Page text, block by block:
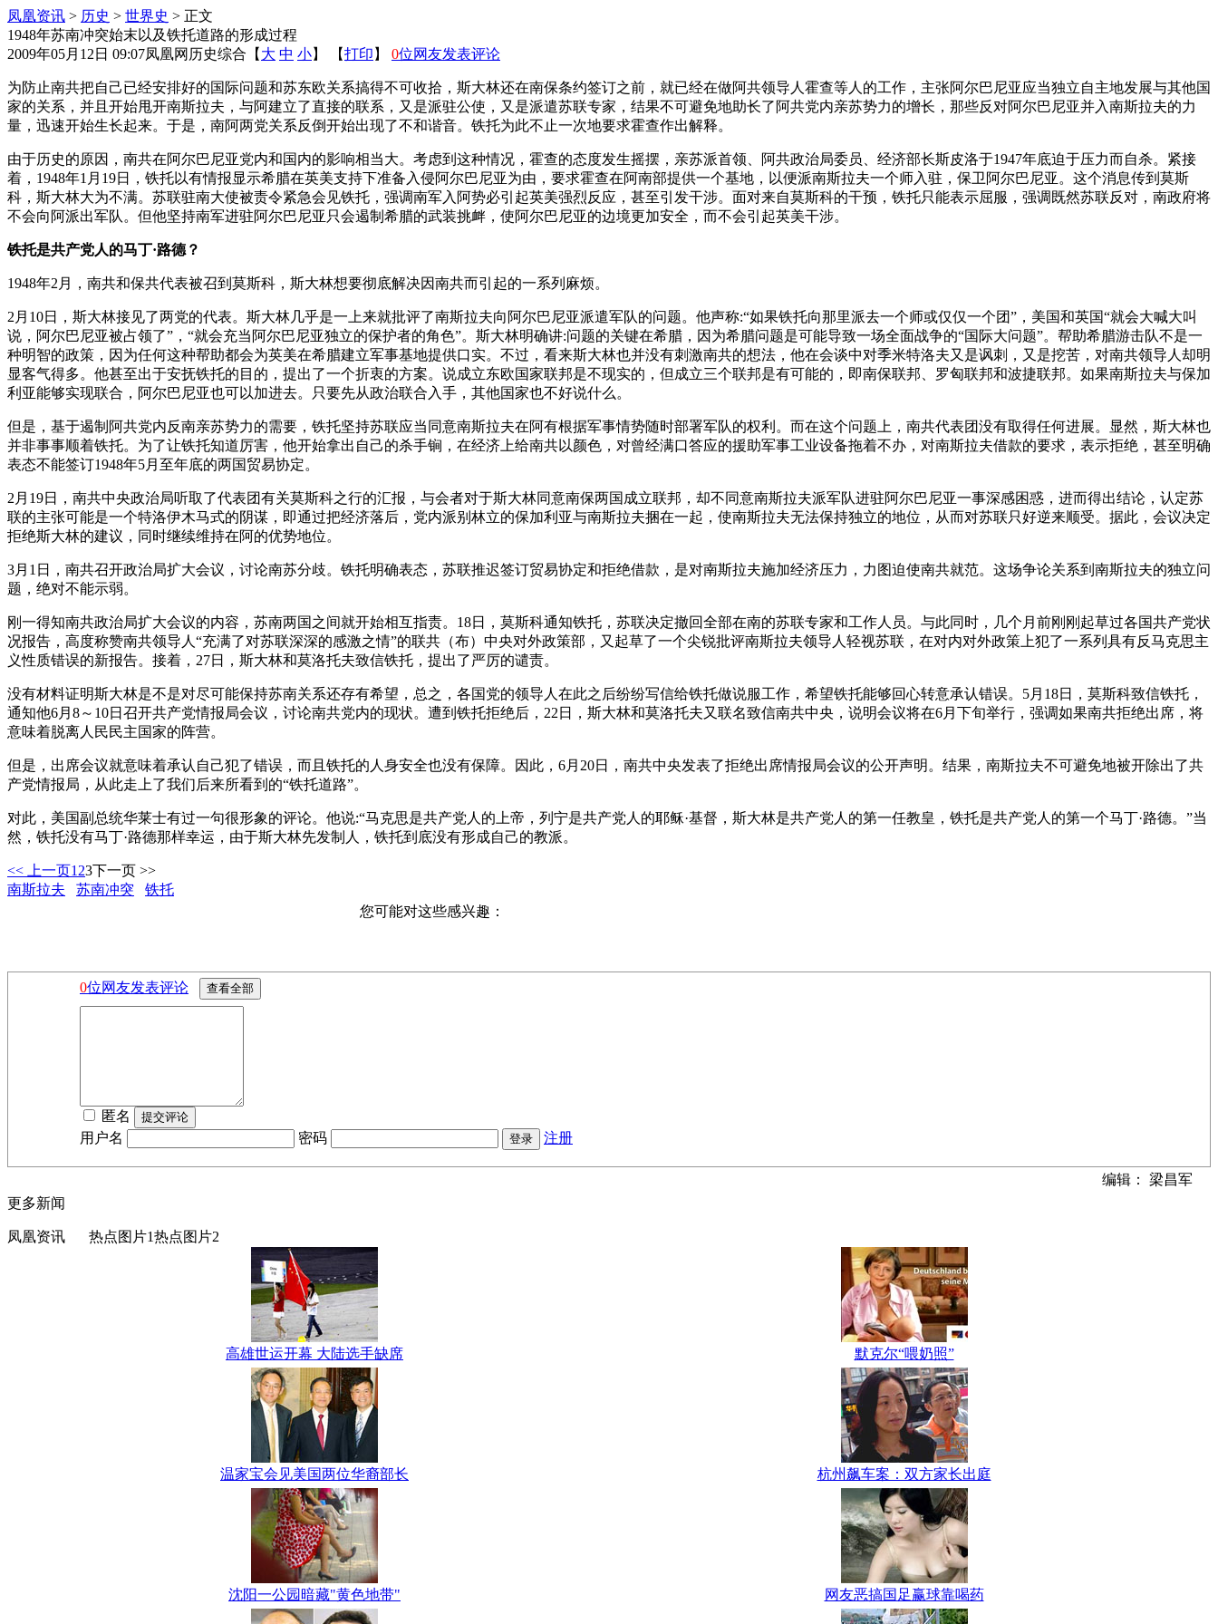
凤凰资讯 > 历史 > 世界史 > 正文
1948年苏南冲突始末以及铁托道路的形成过程
2009年05月12日 09:07凤凰网历史综合 【 大 中 小】 【打印 】 0位网友发表评论
为防止南共把自己已经安排好的国际问题和苏东欧关系搞得不可收拾，斯大林还在南保条约签订之前，就已经在做阿共领导人霍查等人的工作，主张阿尔巴尼亚应当独立自主地发展与其他国
家的关系，并且开始甩开南斯拉夫，与阿建立了直接的联系，又是派驻公使，又是派遣苏联专家，结果不可避免地助长了阿共党内亲苏势力的增长，那些反对阿尔巴尼亚并入南斯拉夫的力
量，迅速开始生长起来。于是，南阿两党关系反倒开始出现了不和谐音。铁托为此不止一次地要求霍查作出解释。
由于历史的原因，南共在阿尔巴尼亚党内和国内的影响相当大。考虑到这种情况，霍查的态度发生摇摆，亲苏派首领、阿共政治局委员、经济部长斯皮洛于1947年底迫于压力而自杀。紧接
着，1948年1月19日，铁托以有情报显示希腊在英美支持下准备入侵阿尔巴尼亚为由，要求霍查在阿南部提供一个基地，以便派南斯拉夫一个师入驻，保卫阿尔巴尼亚。这个消息传到莫斯
科，斯大林大为不满。苏联驻南大使被责令紧急会见铁托，强调南军入阿势必引起英美强烈反应，甚至引发干涉。面对来自莫斯科的干预，铁托只能表示屈服，强调既然苏联反对，南政府将
不会向阿派出军队。但他坚持南军进驻阿尔巴尼亚只会遏制希腊的武装挑衅，使阿尔巴尼亚的边境更加安全，而不会引起英美干涉。
铁托是共产党人的马丁·路德？
1948年2月，南共和保共代表被召到莫斯科，斯大林想要彻底解决因南共而引起的一系列麻烦。
2月10日，斯大林接见了两党的代表。斯大林几乎是一上来就批评了南斯拉夫向阿尔巴尼亚派遣军队的问题。他声称:“如果铁托向那里派去一个师或仅仅一个团”，美国和英国“就会大喊大叫
说，阿尔巴尼亚被占领了”，“就会充当阿尔巴尼亚独立的保护者的角色”。斯大林明确讲:问题的关键在希腊，因为希腊问题是可能导致一场全面战争的“国际大问题”。帮助希腊游击队不是一
种明智的政策，因为任何这种帮助都会为英美在希腊建立军事基地提供口实。不过，看来斯大林也并没有刺激南共的想法，他在会谈中对季米特洛夫又是讽刺，又是挖苦，对南共领导人却明
显客气得多。他甚至出于安抚铁托的目的，提出了一个折衷的方案。说成立东欧国家联邦是不现实的，但成立三个联邦是有可能的，即南保联邦、罗匈联邦和波捷联邦。如果南斯拉夫与保加
利亚能够实现联合，阿尔巴尼亚也可以加进去。只要先从政治联合入手，其他国家也不好说什么。
但是，基于遏制阿共党内反南亲苏势力的需要，铁托坚持苏联应当同意南斯拉夫在阿有根据军事情势随时部署军队的权利。而在这个问题上，南共代表团没有取得任何进展。显然，斯大林也
并非事事顺着铁托。为了让铁托知道厉害，他开始拿出自己的杀手锏，在经济上给南共以颜色，对曾经满口答应的援助军事工业设备拖着不办，对南斯拉夫借款的要求，表示拒绝，甚至明确
表态不能签订1948年5月至年底的两国贸易协定。
2月19日，南共中央政治局听取了代表团有关莫斯科之行的汇报，与会者对于斯大林同意南保两国成立联邦，却不同意南斯拉夫派军队进驻阿尔巴尼亚一事深感困惑，进而得出结论，认定苏
联的主张可能是一个特洛伊木马式的阴谋，即通过把经济落后，党内派别林立的保加利亚与南斯拉夫捆在一起，使南斯拉夫无法保持独立的地位，从而对苏联只好逆来顺受。据此，会议决定
拒绝斯大林的建议，同时继续维持在阿的优势地位。
3月1日，南共召开政治局扩大会议，讨论南苏分歧。铁托明确表态，苏联推迟签订贸易协定和拒绝借款，是对南斯拉夫施加经济压力，力图迫使南共就范。这场争论关系到南斯拉夫的独立问
题，绝对不能示弱。
刚一得知南共政治局扩大会议的内容，苏南两国之间就开始相互指责。18日，莫斯科通知铁托，苏联决定撤回全部在南的苏联专家和工作人员。与此同时，几个月前刚刚起草过各国共产党状
况报告，高度称赞南共领导人“充满了对苏联深深的感激之情”的联共（布）中央对外政策部，又起草了一个尖锐批评南斯拉夫领导人轻视苏联，在对内对外政策上犯了一系列具有反马克思主
义性质错误的新报告。接着，27日，斯大林和莫洛托夫致信铁托，提出了严厉的谴责。
没有材料证明斯大林是不是对尽可能保持苏南关系还存有希望，总之，各国党的领导人在此之后纷纷写信给铁托做说服工作，希望铁托能够回心转意承认错误。5月18日，莫斯科致信铁托，
通知他6月8～10日召开共产党情报局会议，讨论南共党内的现状。遭到铁托拒绝后，22日，斯大林和莫洛托夫又联名致信南共中央，说明会议将在6月下旬举行，强调如果南共拒绝出席，将
意味着脱离人民民主国家的阵营。
但是，出席会议就意味着承认自己犯了错误，而且铁托的人身安全也没有保障。因此，6月20日，南共中央发表了拒绝出席情报局会议的公开声明。结果，南斯拉夫不可避免地被开除出了共
产党情报局，从此走上了我们后来所看到的“铁托道路”。
对此，美国副总统华莱士有过一句很形象的评论。他说:“马克思是共产党人的上帝，列宁是共产党人的耶稣·基督，斯大林是共产党人的第一任教皇，铁托是共产党人的第一个马丁·路德。”当
然，铁托没有马丁·路德那样幸运，由于斯大林先发制人，铁托到底没有形成自己的教派。
<< 上一页1 23下一页 >>
南斯拉夫
苏南冲突
铁托
您可能对这些感兴趣：
0位网友发表评论
匿名
用户名
密码 注册
编辑： 梁昌军
更多新闻
凤凰资讯 热点图片1热点图片2
高雄世运开幕 大陆选手缺席 默克尔“喂奶照”
温家宝会见美国两位华裔部长 杭州飙车案：双方家长出庭
沈阳一公园暗藏"黄色地带" 网友恶搞国足赢球靠喝药